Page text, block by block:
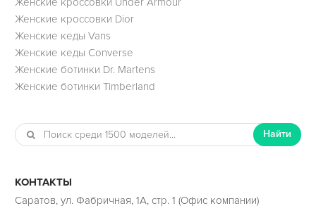
Женские кроссовки Dior
Женские кеды Vans
Женские кеды Converse
Женские ботинки Dr. Martens
Женские ботинки Timberland
Найти
КОНТАКТЫ
Саратов, ул. Фабричная, 1А, стр. 1 (Офис компании)